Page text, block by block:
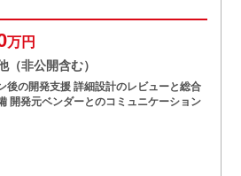
万円
非公開含む）
後の開発支援 詳細設計のレビューと総合
開発元ベンダーとのコミュニケーション